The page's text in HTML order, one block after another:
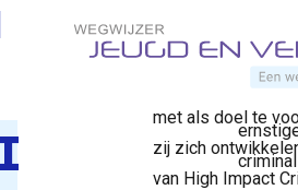
Direct naar content
Terug
naar interventies
jonge kinderen
agressief of
met als doel te
zij zich
van High Impact